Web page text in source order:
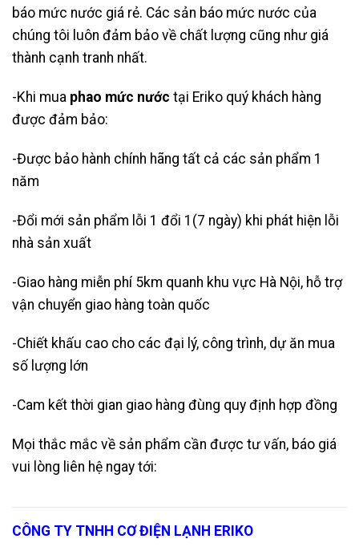
báo mức nước giá rẻ. Các sản báo mức nước của
chúng tôi luôn đảm bảo về chất lượng cũng như giá
thành cạnh tranh nhất.
-Khi mua phao mức nước tại Eriko quý khách hàng
được đảm bảo:
-Được bảo hành chính hãng tất cả các sản phẩm 1
năm
-Đổi mới sản phẩm lỗi 1 đổi 1(7 ngày) khi phát hiện lỗi
nhà sản xuất
-Giao hàng miễn phí 5km quanh khu vực Hà Nội, hỗ trợ
vận chuyển giao hàng toàn quốc
-Chiết khấu cao cho các đại lý, công trình, dự ăn mua
số lượng lớn
-Cam kết thời gian giao hàng đùng quy định hợp đồng
Mọi thắc mắc về sản phẩm cần được tư vấn, báo giá
vui lòng liên hệ ngay tới:
CÔNG TY TNHH CƠ ĐIỆN LẠNH ERIKO